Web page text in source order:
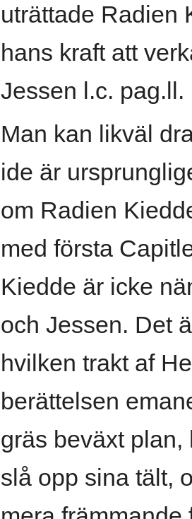
uträttade Radien
hans kraft att
Jessen l.c. pag.ll.
Man kan likväl
ide är
om Radien
med första
Kiedde är icke
och Jessen. Det
hvilken trakt af
berättelsen
gräs beväxt
slå opp sina tält,